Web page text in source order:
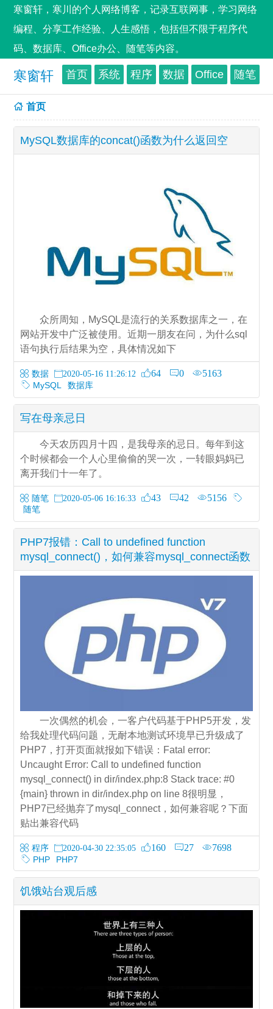
寒窗轩，寒川的个人网络博客，记录互联网事，学习网络
编程、分享工作经验、人生感悟，包括但不限于程序代
码、数据库、Office办公、随笔等内容。
寒窗轩 首页 系统 程序 数据 Office 随笔
首页
MySQL数据库的concat()函数为什么返回空
众所周知，MySQL是流行的关系数据库之一，在
网站开发中广泛被使用。近期一朋友在问，为什么sql
语句执行后结果为空，具体情况如下
数据 2020-05-16 11:26:12 64 0
5163
MySQL
数据库
写在母亲忌日
今天农历四月十四，是我母亲的忌日。每年到这
个时候都会一个人心里偷偷的哭一次，一转眼妈妈已
离开我们十一年了。
随笔 2020-05-06 16:16:33 43 42
5156
随笔
PHP7报错：Call to undefined function
mysql_connect()，如何兼容mysql_connect函数
一次偶然的机会，一客户代码基于PHP5开发，发
给我处理代码问题，无耐本地测试环境早已升级成了
PHP7，打开页面就报如下错误：Fatal error:
Uncaught Error: Call to undefined function
mysql_connect() in dir/index.php:8 Stack trace: #0
{main} thrown in dir/index.php on line 8很明显，
PHP7已经抛弃了mysql_connect，如何兼容呢？下面
贴出兼容代码
程序 2020-04-30 22:35:05 160 27
7698
PHP
PHP7
饥饿站台观后感